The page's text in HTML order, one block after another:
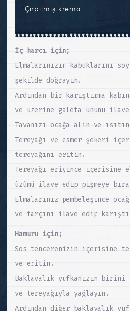
Çırpılmış krema
İç harcı için;
Elmalarınızın kabuklarını
şekilde doğrayın.
Ardından bir karıştırma
ve üzerine galeta ununu
Tavanızı ocağa alın ve
Tereyağı ve esmer şekeri
tereyağını eritin.
Tereyağı eriyince içerisine
üzümü ilave edip pişmeye
Elmalarınız pembeleşince
ve tarçını ilave edip
Hamuru için;
Sos tencerenizin içerisine
ve eritin.
Baklavalık yufkanızın birini
ve tereyağıyla yağlayın.
Ardından diğer baklavalık